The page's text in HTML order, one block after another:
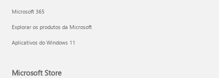
Microsoft 365
Explorar os produtos da Microsoft
Aplicativos do Windows 11
Microsoft Store